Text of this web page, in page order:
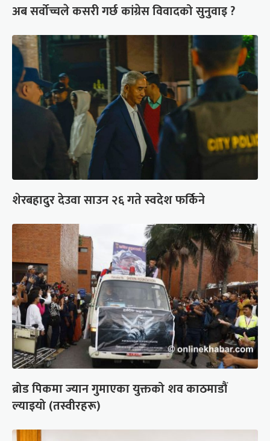
अब सर्वोच्चले कसरी गर्छ कांग्रेस विवादको सुनुवाइ ?
शेरबहादुर देउवा साउन २६ गते स्वदेश फर्किने
ब्रोड पिकमा ज्यान गुमाएका युक्तको शव काठमाडौं
ल्याइयो (तस्वीरहरू)